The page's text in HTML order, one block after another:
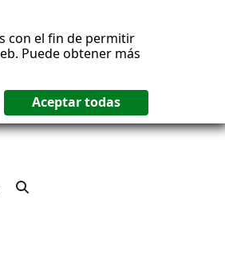
con el fin de permitir
Puede obtener más